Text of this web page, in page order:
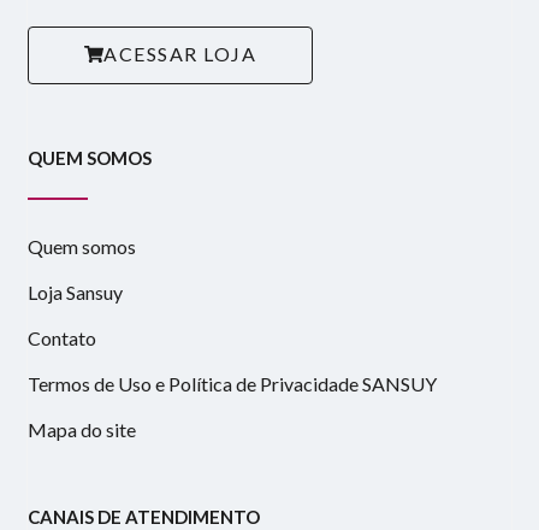
ACESSAR LOJA
QUEM SOMOS
Quem somos
Loja Sansuy
Contato
Termos de Uso e Política de Privacidade SANSUY
Mapa do site
CANAIS DE ATENDIMENTO